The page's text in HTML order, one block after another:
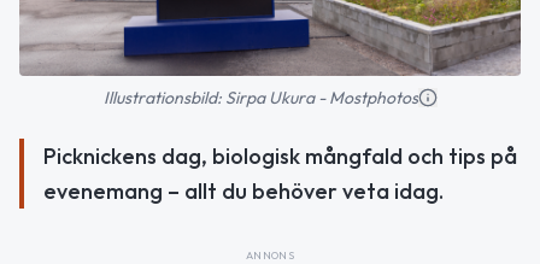
Illustrationsbild: Sirpa Ukura - Mostphotos
Picknickens dag, biologisk mångfald och tips på
evenemang – allt du behöver veta idag.
ANNONS